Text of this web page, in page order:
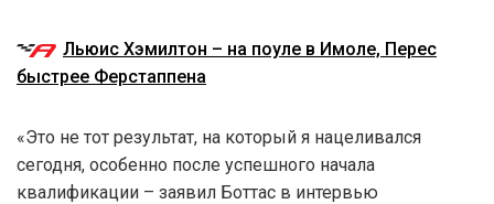
Льюис Хэмилтон – на поуле в Имоле, Перес
быстрее Ферстаппена
«Это не тот результат, на который я нацеливался
сегодня, особенно после успешного начала
квалификации – заявил Боттас в интервью